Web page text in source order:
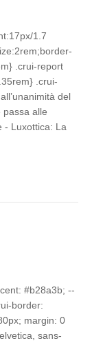
1.7
.crui-report
.crui-
del
passa alle
- Luxottica: La
#b28a3b; --
border:
margin: 0
sans-